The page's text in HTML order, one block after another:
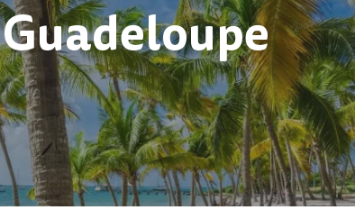
Guadeloupe